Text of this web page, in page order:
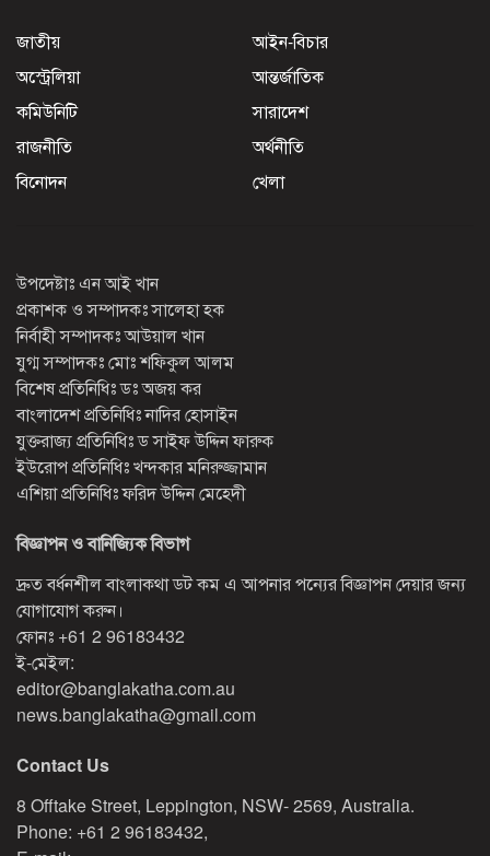
জাতীয়
আইন-বিচার
অস্ট্রেলিয়া
আন্তর্জাতিক
কমিউনিটি
সারাদেশ
রাজনীতি
অর্থনীতি
বিনোদন
খেলা
উপদেষ্টাঃ এন আই খান
প্রকাশক ও সম্পাদকঃ সালেহা হক
নির্বাহী সম্পাদকঃ আউয়াল খান
যুগ্ম সম্পাদকঃ মোঃ শফিকুল আলম
বিশেষ প্রতিনিধিঃ ডঃ অজয় কর
বাংলাদেশ প্রতিনিধিঃ নাদির হোসাইন
যুক্তরাজ্য প্রতিনিধিঃ ড সাইফ উদ্দিন ফারুক
ইউরোপ প্রতিনিধিঃ খন্দকার মনিরুজ্জামান
এশিয়া প্রতিনিধিঃ ফরিদ উদ্দিন মেহেদী
বিজ্ঞাপন ও বানিজ্যিক বিভাগ
দ্রুত বর্ধনশীল বাংলাকথা ডট কম এ আপনার পন্যের বিজ্ঞাপন দেয়ার জন্য
যোগাযোগ করুন।
ফোনঃ +61 2 96183432
ই-মেইল:
editor@banglakatha.com.au
news.banglakatha@gmail.com
Contact Us
8 Offtake Street, Leppington, NSW- 2569, Australia.
Phone: +61 2 96183432,